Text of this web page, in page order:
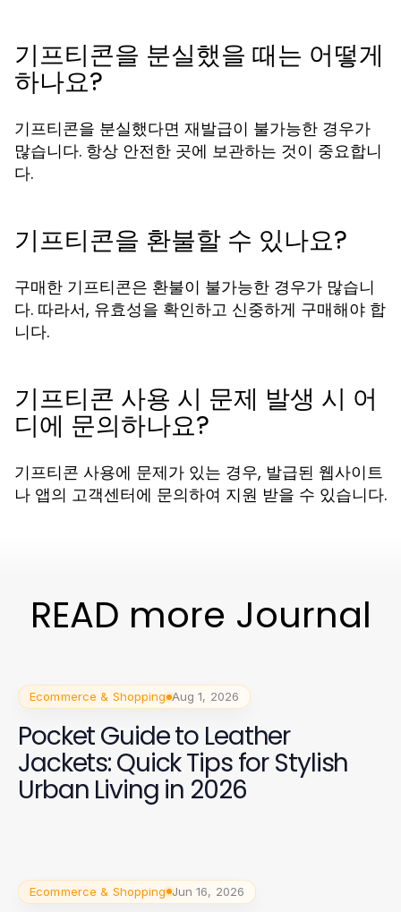
기프티콘을 분실했을 때는 어떻게
하나요?
기프티콘을 분실했다면 재발급이 불가능한 경우가
많습니다. 항상 안전한 곳에 보관하는 것이 중요합니
다.
기프티콘을 환불할 수 있나요?
구매한 기프티콘은 환불이 불가능한 경우가 많습니
다. 따라서, 유효성을 확인하고 신중하게 구매해야 합
니다.
기프티콘 사용 시 문제 발생 시 어
디에 문의하나요?
기프티콘 사용에 문제가 있는 경우, 발급된 웹사이트
나 앱의 고객센터에 문의하여 지원 받을 수 있습니다.
READ more Journal
Ecommerce & Shopping Aug 1, 2026
Pocket Guide to Leather
Jackets: Quick Tips for Stylish
Urban Living in 2026
Ecommerce & Shopping Jun 16, 2026